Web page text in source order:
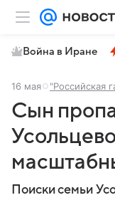
Война в Иране
16 мая "Российская
Сын
Поиски семьи